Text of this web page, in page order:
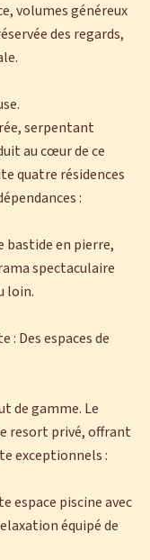
volumes généreux
des regards,
serpentant
au cœur de ce
quatre résidences
:
bastide en pierre,
spectaculaire
loin.
: Des espaces de
de gamme. Le
resort privé, offrant
exceptionnels :
espace piscine avec
équipé de